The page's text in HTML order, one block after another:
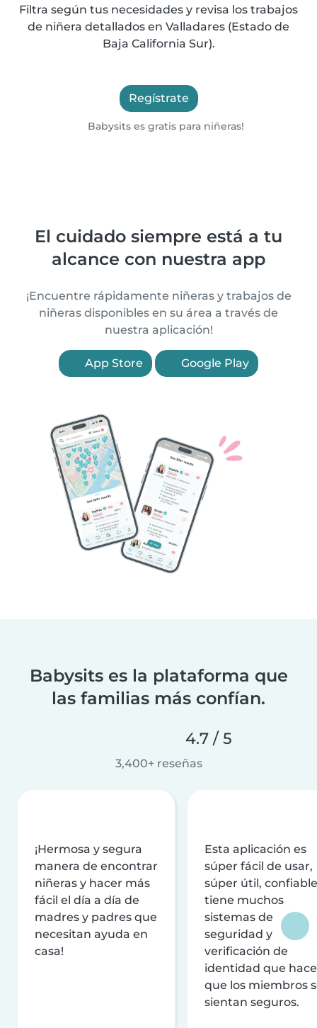
Filtra según tus necesidades y revisa los trabajos
de niñera detallados en Valladares (Estado de
Baja California Sur).
Regístrate
Babysits es gratis para niñeras!
El cuidado siempre está a tu
alcance con nuestra app
¡Encuentre rápidamente niñeras y trabajos de
niñeras disponibles en su área a través de
nuestra aplicación!
App Store Google Play
Babysits es la plataforma que
las familias más confían.
4.7 / 5
3,400+ reseñas
¡Hermosa y segura
manera de encontrar
niñeras y hacer más
fácil el día a día de
madres y padres que
necesitan ayuda en
casa!
Esta aplicación es
súper fácil de usar,
súper útil,
tiene muchos
sistemas de
seguridad y
verificación de
identidad que
que los miembros
sientan seguros.